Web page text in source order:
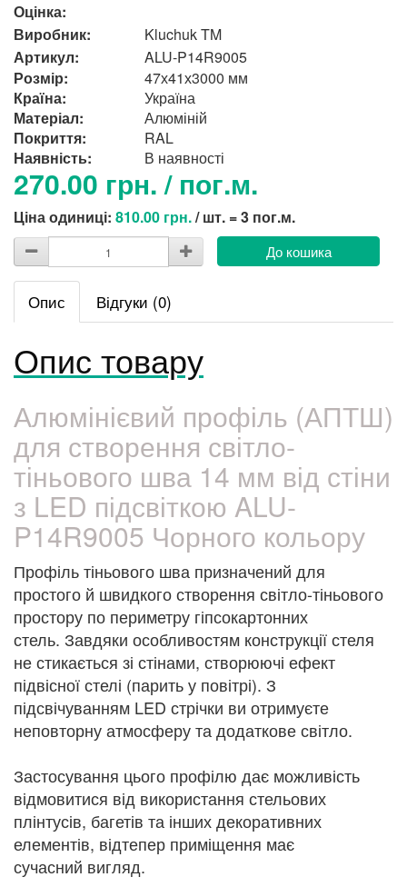
Оцінка:
Виробник:
Kluchuk TM
Артикул:
ALU-P14R9005
Розмір:
47х41х3000 мм
Країна:
Україна
Матеріал:
Алюміній
Покриття:
RAL
Наявність:
В наявності
270.00 грн. / пог.м.
Ціна одиниці: 810.00 грн./ шт. = 3 пог.м.
До кошика
Опис Відгуки (0)
Опис товару
Алюмінієвий профіль (АПТШ)
для створення світло-
тіньового шва 14 мм від стіни
з LED підсвіткою ALU-
P14R9005 Чорного кольору
Профіль тіньового шва призначений для
простого й швидкого створення світло-тіньового
простору по периметру гіпсокартонних
стель. Завдяки особливостям конструкції стеля
не стикається зі стінами, створюючі ефект
підвісної стелі (парить у повітрі). З
підсвічуванням LED стрічки ви отримуєте
неповторну атмосферу та додаткове світло.
Застосування цього профілю дає можливість
відмовитися від використання стельових
плінтусів, багетів та інших декоративних
елементів, відтепер приміщення має
сучасний вигляд.